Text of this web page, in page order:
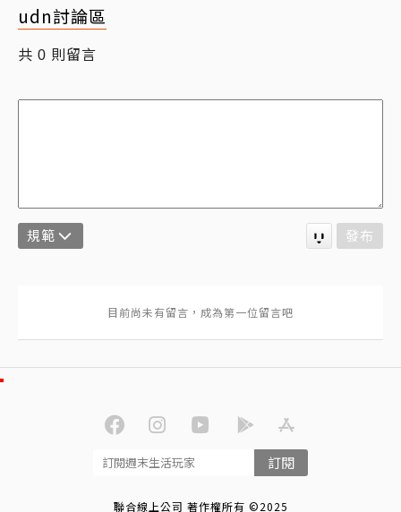
udn討論區
共 0 則留言
規範 發布
訂閱
聯合線上公司 著作權所有 ©2025